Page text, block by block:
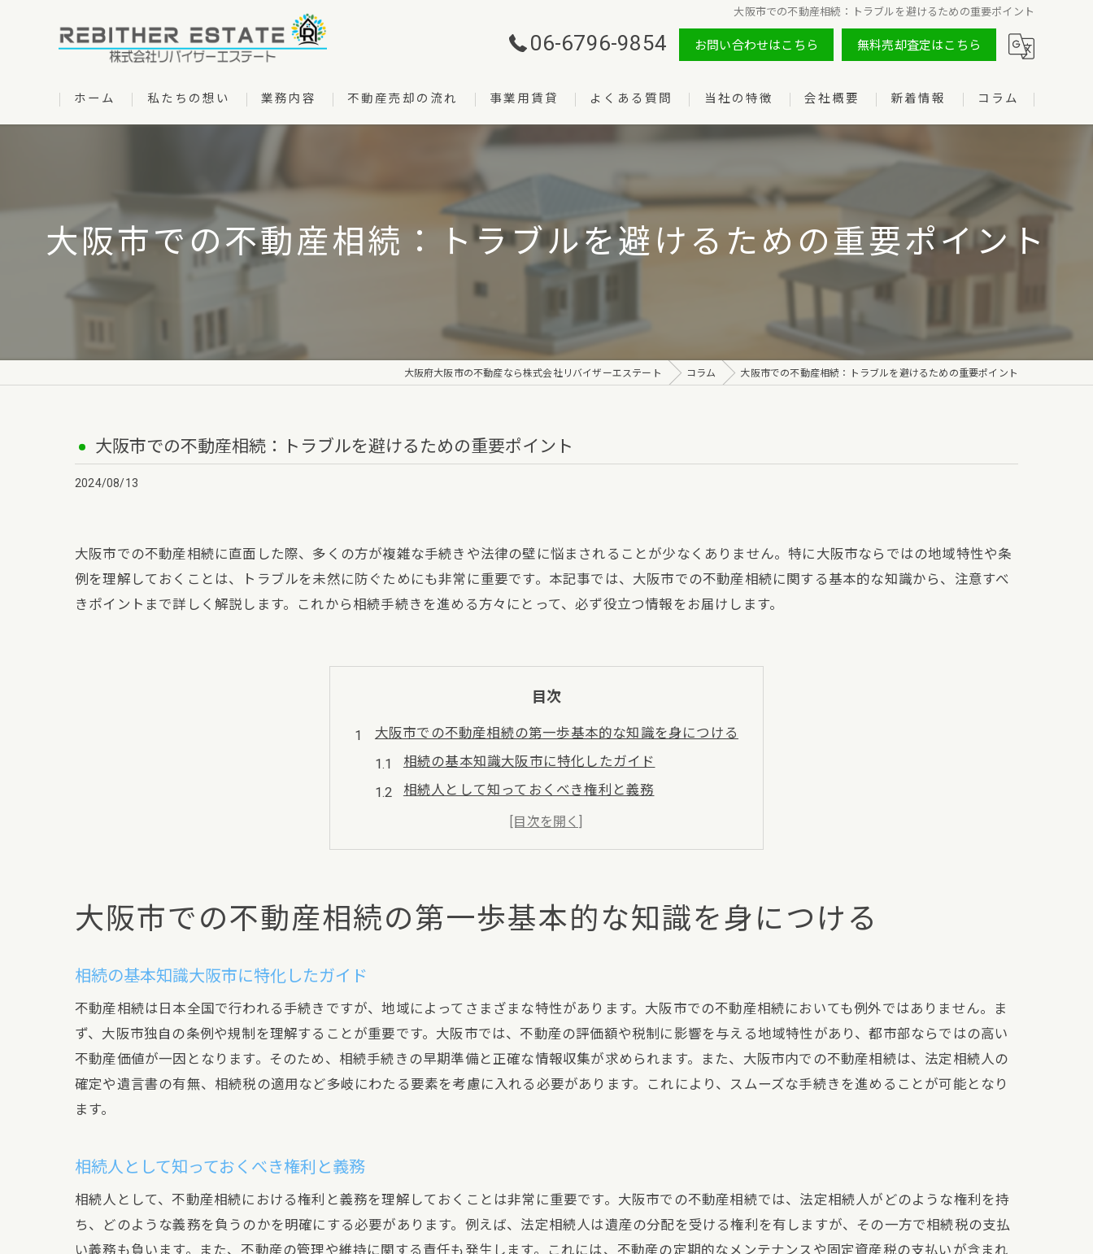
大阪市での不動産相続：トラブルを避けるための重要ポイント
06-6796-9854 お問い合わせはこちら 無料売却査定はこちら
ホーム 私たちの想い 業務内容 不動産売却の流れ 事業用賃貸 よくある質問 当社の特徴
管理
会社概要 新着情報 コラム
大阪市での不動産相続：トラブルを避けるための重要ポイント
大阪府大阪市の不動産なら株式会社リバイザーエステート コラム 大阪市での不動産相続：トラブルを避けるための重要ポイント
大阪市での不動産相続：トラブルを避けるための重要ポイント
2024/08/13
大阪市での不動産相続に直面した際、多くの方が複雑な手続きや法律の壁に悩まされることが少なくありません。特に大阪市ならではの地域特性や条
例を理解しておくことは、トラブルを未然に防ぐためにも非常に重要です。本記事では、大阪市での不動産相続に関する基本的な知識から、注意すべ
きポイントまで詳しく解説します。これから相続手続きを進める方々にとって、必ず役立つ情報をお届けします。
目次
大阪市での不動産相続の第一歩基本的な知識を身につける
相続の基本知識大阪市に特化したガイド
相続人として知っておくべき権利と義務
不動産相続に必要な書類とその準備方法
大阪市における相続登記の重要性
相続手続きをスムーズに進めるためのチェックリスト
大阪市の不動産相続手続き地域特性と条例の理解がカギ
大阪市の不動産評価額とその算出方法
地域ごとの不動産市場の動向と相続戦略
相続人間のコミュニケーションの重要性
専門家の力を借りるメリットと選び方
大阪市での不動産相続の第一歩基本的な知識を身につける
相続の基本知識大阪市に特化したガイド
不動産相続は日本全国で行われる手続きですが、地域によってさまざまな特性があります。大阪市での不動産相続においても例外ではありません。ま
ず、大阪市独自の条例や規制を理解することが重要です。大阪市では、不動産の評価額や税制に影響を与える地域特性があり、都市部ならではの高い
不動産価値が一因となります。そのため、相続手続きの早期準備と正確な情報収集が求められます。また、大阪市内での不動産相続は、法定相続人の
確定や遺言書の有無、相続税の適用など多岐にわたる要素を考慮に入れる必要があります。これにより、スムーズな手続きを進めることが可能となり
ます。
相続人として知っておくべき権利と義務
相続人として、不動産相続における権利と義務を理解しておくことは非常に重要です。大阪市での不動産相続では、法定相続人がどのような権利を持
ち、どのような義務を負うのかを明確にする必要があります。例えば、法定相続人は遺産の分配を受ける権利を有しますが、その一方で相続税の支払
い義務も負います。また、不動産の管理や維持に関する責任も発生します。これには、不動産の定期的なメンテナンスや固定資産税の支払いが含まれ